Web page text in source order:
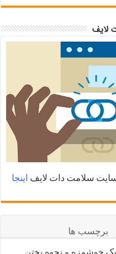
لایف
سایت سلامت دات لایف اینجا
برچسب ها
خوشمزه و نحوه پختن